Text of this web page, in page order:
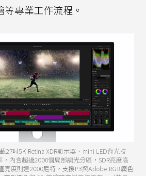
等專業工作流程。
27吋5K Retina XDR顯示器、mini-LED背光技
內含超過2000個局部調光分區，SDR亮度高
亮度則達2000尼特，支援P3與Adobe RGB廣色